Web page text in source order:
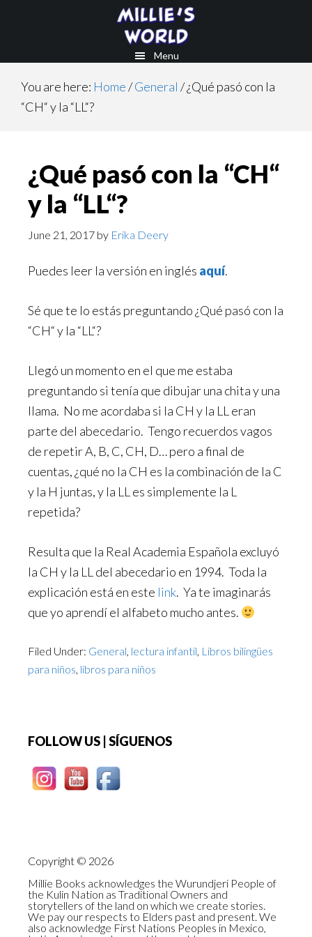
Menu
You are here: Home/General /¿Qué pasó con la
“CH“ y la “LL“?
¿Qué pasó con la “CH“
y la “LL“?
June 21, 2017 by Erika Deery
Puedes leer la versión en inglés aquí.
Sé que te lo estás preguntando ¿Qué pasó con la
“CH“ y la “LL“?
Llegó un momento en el que me estaba
preguntando si tenía que dibujar una chita y una
llama. No me acordaba si la CH y la LL eran
parte del abecedario. Tengo recuerdos vagos
de repetir A, B, C, CH, D… pero a final de
cuentas, ¿qué no la CH es la combinación de la C
y la H juntas, y la LL es simplemente la L
repetida?
Resulta que la Real Academia Española excluyó
la CH y la LL del abecedario en 1994. Toda la
explicación está en este link. Ya te imaginarás
que yo aprendí el alfabeto mucho antes.
Filed Under: General, lectura infantil, Libros bilingües
para niños, libros para niños
FOLLOW US | SÍGUENOS
Copyright © 2026
Millie Books acknowledges the Wurundjeri People of
the Kulin Nation as Traditional Owners and
storytellers of the land on which we create stories.
We pay our respects to Elders past and present. We
also acknowledge First Nations Peoples in Mexico,